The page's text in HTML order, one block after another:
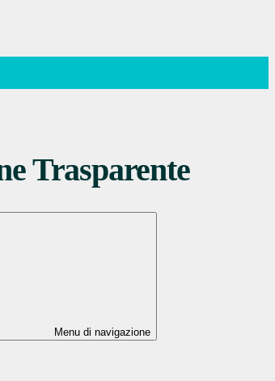
Trasparente
Menu di navigazione